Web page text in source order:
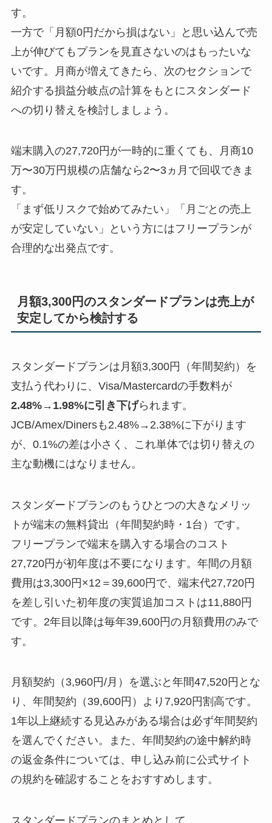
す。
一方で「月額0円だから損はない」と思い込んで売
上が伸びてもプランを見直さないのはもったいな
いです。月商が増えてきたら、次のセクションで
紹介する損益分岐点の計算をもとにスタンダード
への切り替えを検討しましょう。
端末購入の27,720円が一時的に重くても、月商10
万〜30万円規模の店舗なら2〜3ヵ月で回収できま
す。
「まず低リスクで始めてみたい」「月ごとの売上
が安定していない」という方にはフリープランが
合理的な出発点です。
月額3,300円のスタンダードプランは売上が
安定してから検討する
スタンダードプランは月額3,300円（年間契約）を
支払う代わりに、Visa/Mastercardの手数料が
2.48%→1.98%に引き下げられます。
JCB/Amex/Dinersも2.48%→2.38%に下がります
が、0.1%の差は小さく、これ単体では切り替えの
主な動機にはなりません。
スタンダードプランのもうひとつの大きなメリッ
トが端末の無料貸出（年間契約時・1台）です。
フリープランで端末を購入する場合のコスト
27,720円が初年度は不要になります。年間の月額
費用は3,300円×12＝39,600円で、端末代27,720円
を差し引いた初年度の実質追加コストは11,880円
です。2年目以降は毎年39,600円の月額費用のみで
す。
月額契約（3,960円/月）を選ぶと年間47,520円とな
り、年間契約（39,600円）より7,920円割高です。
1年以上継続する見込みがある場合は必ず年間契約
を選んでください。また、年間契約の途中解約時
の返金条件については、申し込み前に公式サイト
の規約を確認することをおすすめします。